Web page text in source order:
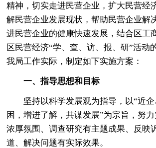
精神，切实走进民营企业，扩大民营经
解民营企业发展现状，帮助民营企业解
进民营企业的健康快速发展，结合区工
区民营经济“学、查、访、报、研”活动
我局工作实际，制定如下实施方案：
一、指导思想和目标
坚持以科学发展观为指导，以“近企
困，增进了解，共谋发展”为宗旨，努
浓厚氛围、调查研究有主题成果、反映
道、解决问题有实际效果。